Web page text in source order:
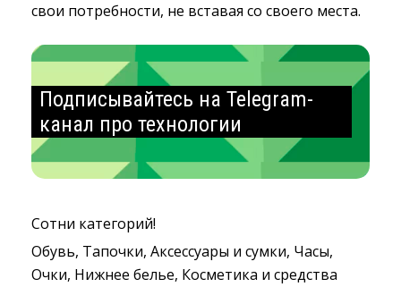
свои потребности, не вставая со своего места.
Подписывайтесь на Telegram-
канал про технологии
Сотни категорий!
Обувь, Тапочки, Аксессуары и сумки, Часы,
Очки, Нижнее белье, Косметика и средства